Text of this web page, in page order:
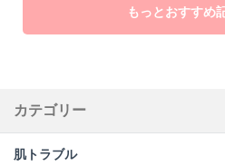
もっとおすすめ
カテゴリー
肌トラブル